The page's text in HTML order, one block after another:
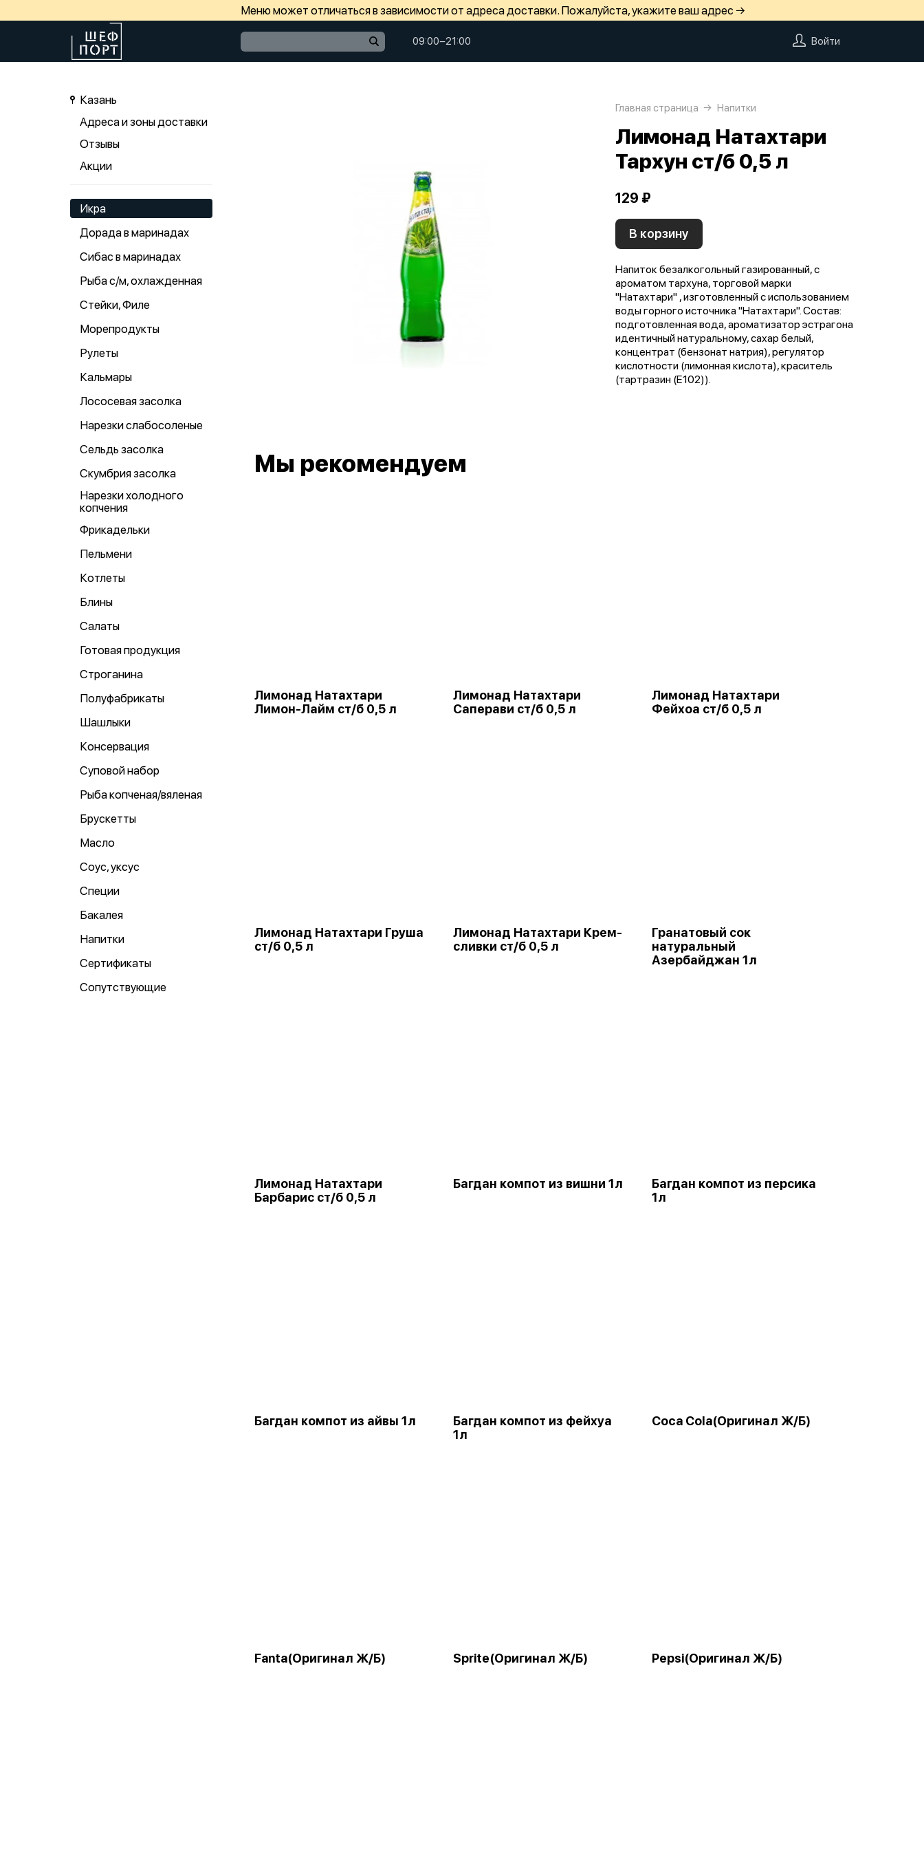
Меню может отличаться в зависимости от адреса доставки. Пожалуйста, укажите ваш адрес →
09:00−21:00 Войти
Казань
Адреса и зоны доставки
Отзывы
Акции
Икра
Дорада в маринадах
Сибас в маринадах
Рыба с/м, охлажденная
Стейки, Филе
Морепродукты
Рулеты
Кальмары
Лососевая засолка
Нарезки слабосоленые
Сельдь засолка
Скумбрия засолка
Нарезки холодного
копчения
Фрикадельки
Пельмени
Котлеты
Блины
Салаты
Готовая продукция
Строганина
Полуфабрикаты
Шашлыки
Консервация
Суповой набор
Рыба копченая/вяленая
Брускетты
Масло
Соус, уксус
Специи
Бакалея
Напитки
Сертификаты
Сопутствующие
Главная страница Напитки
Лимонад Натахтари
Тархун ст/б 0,5 л
129 ₽
В корзину
Напиток безалкогольный газированный, с
ароматом тархуна, торговой марки
"Натахтари" , изготовленный с использованием
воды горного источника "Натахтари". Состав:
подготовленная вода, ароматизатор эстрагона
идентичный натуральному, сахар белый,
концентрат (бензонат натрия), регулятор
кислотности (лимонная кислота), краситель
(тартразин (Е102)).
Мы рекомендуем
Лимонад Натахтари
Лимон-Лайм ст/б 0,5 л
Лимонад Натахтари
Саперави ст/б 0,5 л
Лимонад Натахтари
Фейхоа ст/б 0,5 л
Лимонад Натахтари Груша
ст/б 0,5 л
Лимонад Натахтари Крем-
сливки ст/б 0,5 л
Гранатовый сок
натуральный
Азербайджан 1л
Лимонад Натахтари
Барбарис ст/б 0,5 л
Багдан компот из вишни 1л
Багдан компот из персика
1л
Багдан компот из айвы 1л
Багдан компот из фейхуа
1л
Coca Cola(Оригинал Ж/Б)
Fanta(Оригинал Ж/Б) Sprite(Оригинал Ж/Б) Pepsi(Оригинал Ж/Б)